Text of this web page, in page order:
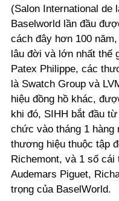
(Salon International de
Baselworld lần đầu
cách đây hơn 100
lâu đời và lớn nhất thế
Patex Philippe, các
là Swatch Group và
hiệu đồng hồ khác,
khi đó, SIHH bắt đầu
chức vào tháng 1 hàng
thương hiệu thuộc tập
Richemont, và 1 số
Audemars Piguet,
trọng của BaselWorld.